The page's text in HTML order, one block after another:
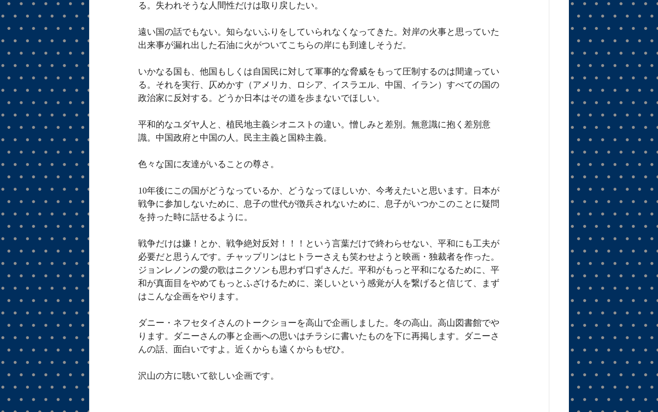
る。失われそうな人間性だけは取り戻したい。
遠い国の話でもない。知らないふりをしていられなくなってきた。対岸の火事と思っていた
出来事が漏れ出した石油に火がついてこちらの岸にも到達しそうだ。
いかなる国も、他国もしくは自国民に対して軍事的な脅威をもって圧制するのは間違ってい
る。それを実行、仄めかす（アメリカ、ロシア、イスラエル、中国、イラン）すべての国の
政治家に反対する。どうか日本はその道を歩まないでほしい。
平和的なユダヤ人と、植民地主義シオニストの違い。憎しみと差別。無意識に抱く差別意
識。中国政府と中国の人。民主主義と国粋主義。
色々な国に友達がいることの尊さ。
10年後にこの国がどうなっているか、どうなってほしいか、今考えたいと思います。日本が
戦争に参加しないために、息子の世代が徴兵されないために、息子がいつかこのことに疑問
を持った時に話せるように。
戦争だけは嫌！とか、戦争絶対反対！！！という言葉だけで終わらせない、平和にも工夫が
必要だと思うんです。チャップリンはヒトラーさえも笑わせようと映画・独裁者を作った。
ジョンレノンの愛の歌はニクソンも思わず口ずさんだ。平和がもっと平和になるために、平
和が真面目をやめてもっとふざけるために、楽しいという感覚が人を繋げると信じて、まず
はこんな企画をやります。
ダニー・ネフセタイさんのトークショーを高山で企画しました。冬の高山。高山図書館でや
ります。ダニーさんの事と企画への思いはチラシに書いたものを下に再掲します。ダニーさ
んの話、面白いですよ。近くからも遠くからもぜひ。
沢山の方に聴いて欲しい企画です。